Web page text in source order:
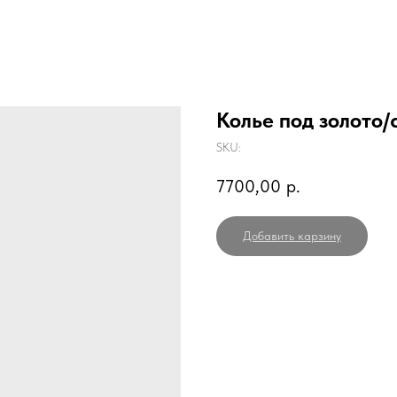
Колье под
SKU:
7700,00 р.
Добавить карзину